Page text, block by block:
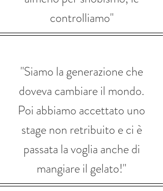
controlliamo"
"Siamo la generazione che
doveva cambiare il mondo.
Poi abbiamo accettato uno
stage non retribuito e ci è
passata la voglia anche di
mangiare il gelato!"